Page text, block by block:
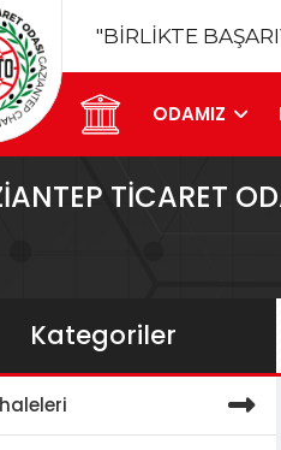
"BİRLİKTE
ODAMIZ
TICARET
Kategoriler